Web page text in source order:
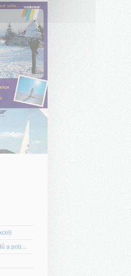
Všeobecné podmínky pro účastníky zájezdů a pobytů (PDF)